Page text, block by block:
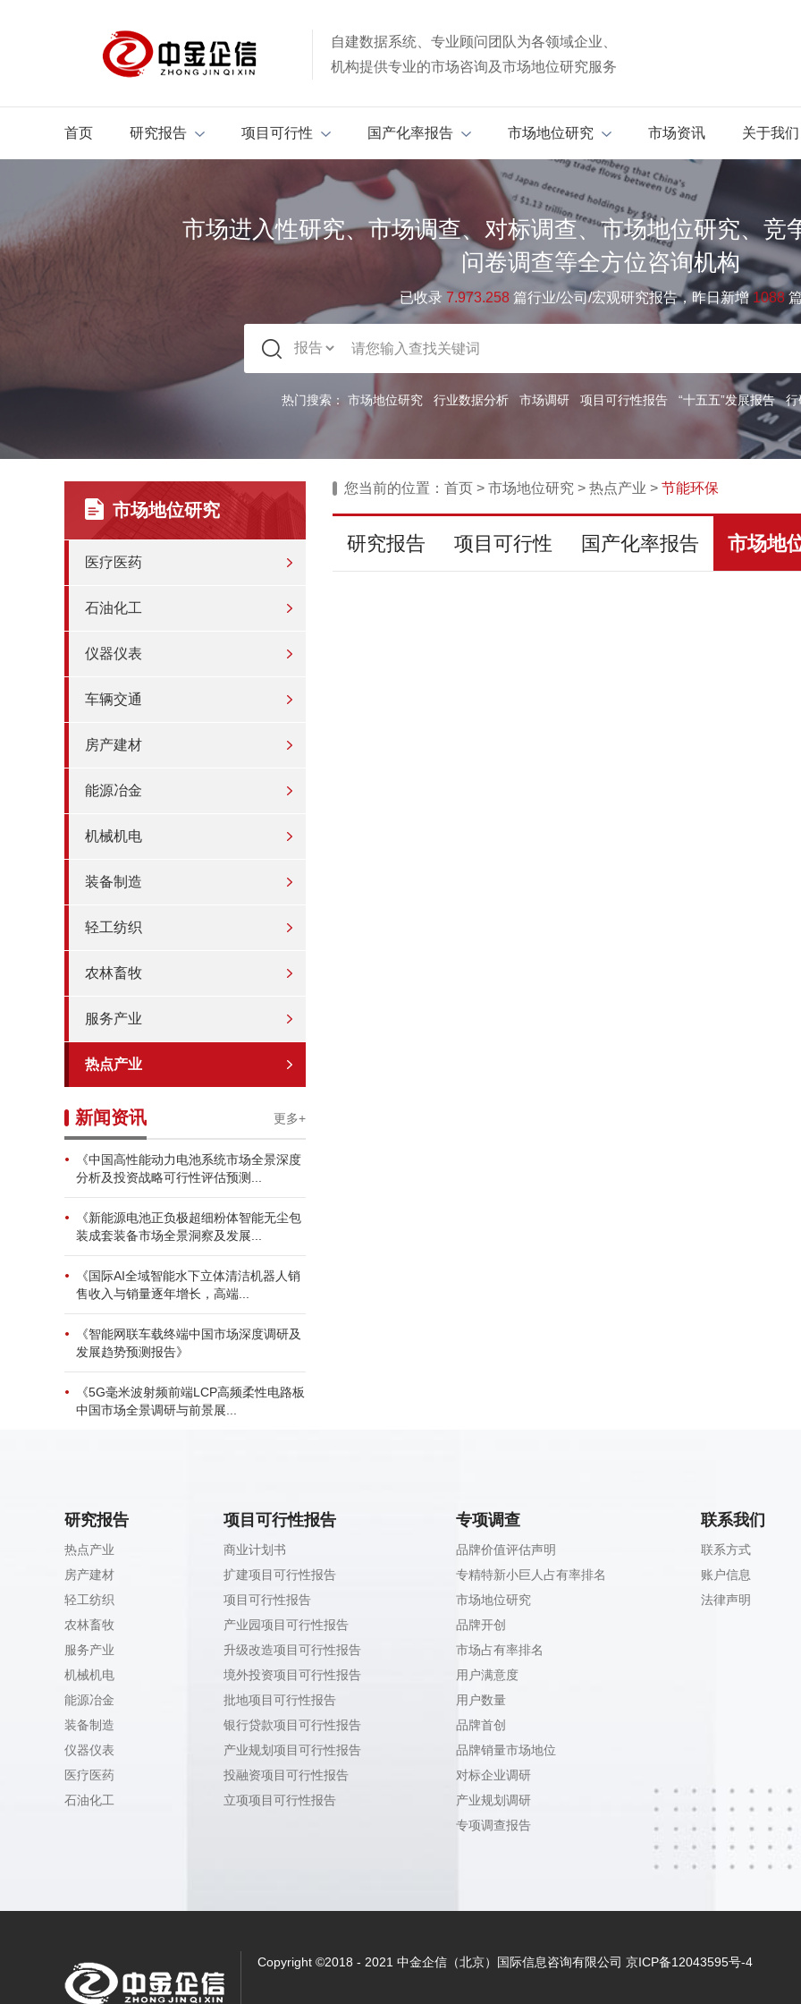
自建数据系统、专业顾问团队为各领域企业、
机构提供专业的市场咨询及市场地位研究服务
首页 研究报告 项目可行性 国产化率报告 市场地位研究 市场资讯 关于我们
市场进入性研究、市场调查、对标调查、市场地位研究、竞
问卷调查等全方位咨询机构
已收录 7.973.258 篇行业/公司/宏观研究报告，昨日新增1088
热门搜索： 市场地位研究 行业数据分析 市场调研 项目可行性报告 “十五五”发展报告 行
市场地位研究
医疗医药
石油化工
仪器仪表
车辆交通
房产建材
能源冶金
机械机电
装备制造
轻工纺织
农林畜牧
服务产业
热点产业
新闻资讯 更多+
《中国高性能动力电池系统市场全景深度
分析及投资战略可行性评估预测...
《新能源电池正负极超细粉体智能无尘包
装成套装备市场全景洞察及发展...
《国际AI全域智能水下立体清洁机器人销
售收入与销量逐年增长，高端...
《智能网联车载终端中国市场深度调研及
发展趋势预测报告》
《5G毫米波射频前端LCP高频柔性电路板
中国市场全景调研与前景展...
您当前的位置： 首页 > 市场地位研究 > 热点产业 > 节能环保
研究报告 项目可行性 国产化率报告 市场地
研究报告
热点产业
房产建材
轻工纺织
农林畜牧
服务产业
机械机电
能源冶金
装备制造
仪器仪表
医疗医药
石油化工
项目可行性报告
商业计划书
扩建项目可行性报告
项目可行性报告
产业园项目可行性报告
升级改造项目可行性报告
境外投资项目可行性报告
批地项目可行性报告
银行贷款项目可行性报告
产业规划项目可行性报告
投融资项目可行性报告
立项项目可行性报告
专项调查
品牌价值评估声明
专精特新小巨人占有率排名
市场地位研究
品牌开创
市场占有率排名
用户满意度
用户数量
品牌首创
品牌销量市场地位
对标企业调研
产业规划调研
专项调查报告
联系我们
联系方式
账户信息
法律声明
Copyright ©2018 - 2021 中金企信（北京）国际信息咨询有限公司 京ICP备12043595号-4